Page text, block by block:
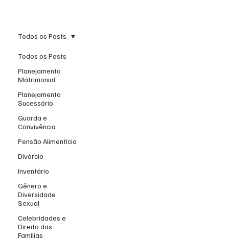
Todos os Posts
Planejamento
Matrimonial
Planejamento
Sucessório
Guarda e
Convivência
Pensão Alimentícia
Divórcio
Inventário
Gênero e
Diversidade
Sexual
Celebridades e
Direito das
Famílias
Todos os Posts